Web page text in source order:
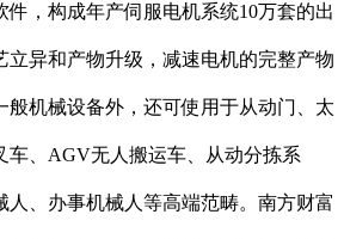
件，构成年产伺服电机系统10万套的出
立异和产物升级，减速电机的完整产物
般机械设备外，还可使用于从动门、太
车、AGV无人搬运车、从动分拣系
人、办事机械人等高端范畴。南方财富